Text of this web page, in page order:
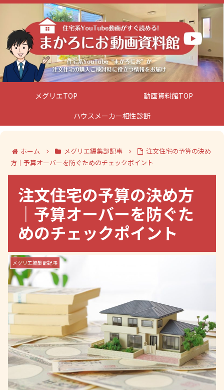
メグリエTOP
動画資料館TOP
ハウスメーカー相性診断
ホーム メグリエ編集部記事
注文住宅の予算の決め
方｜予算オーバーを防ぐためのチェックポイント
注文住宅の予算の決め方
｜予算オーバーを防ぐた
めのチェックポイント
メグリエ編集部記事